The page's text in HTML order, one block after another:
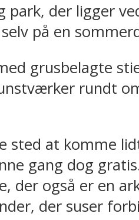
park, der ligger
på en
grusbelagte
rundt
sted at komme
gang dog
der også er en
der suser